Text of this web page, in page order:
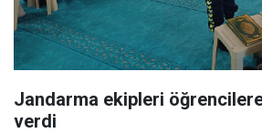
Jandarma ekipleri
verdi